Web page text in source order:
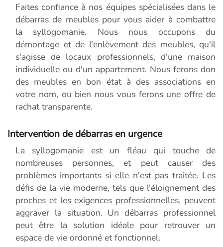
Faites confiance à nos équipes spécialisées dans le
débarras de meubles pour vous aider à combattre
la syllogomanie. Nous nous occupons du
démontage et de l'enlèvement des meubles, qu'il
s'agisse de locaux professionnels, d'une maison
individuelle ou d'un appartement. Nous ferons don
des meubles en bon état à des associations en
votre nom, ou bien nous vous ferons une offre de
rachat transparente.
Intervention de débarras en urgence
La syllogomanie est un fléau qui touche de
nombreuses personnes, et peut causer des
problèmes importants si elle n'est pas traitée. Les
défis de la vie moderne, tels que l'éloignement des
proches et les exigences professionnelles, peuvent
aggraver la situation. Un débarras professionnel
peut être la solution idéale pour retrouver un
espace de vie ordonné et fonctionnel.